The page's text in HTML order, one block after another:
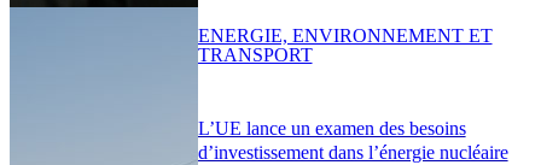
L’UE lance un examen des besoins
d’investissement dans l’énergie nucléaire
ENERGIE, ENVIRONNEMENT ET
TRANSPORT